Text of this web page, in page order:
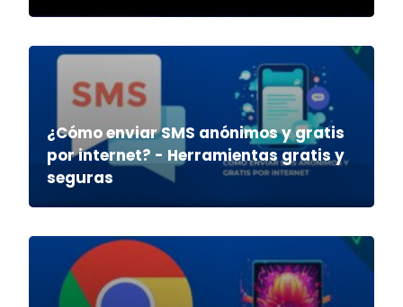
¿Cómo enviar SMS anónimos y gratis
por internet? - Herramientas gratis y
seguras